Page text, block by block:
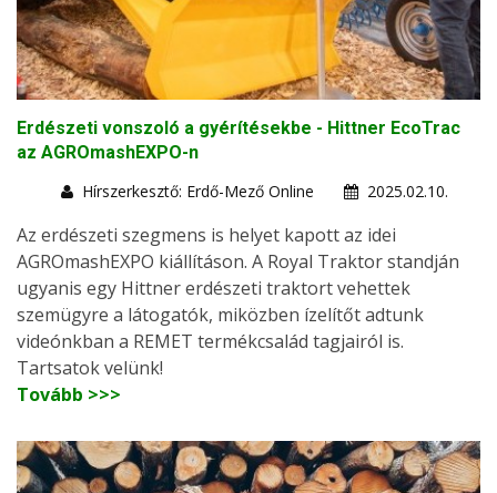
Erdészeti vonszoló a gyérítésekbe - Hittner EcoTrac
az AGROmashEXPO-n
Hírszerkesztő: Erdő-Mező Online
2025.02.10.
Az erdészeti szegmens is helyet kapott az idei
AGROmashEXPO kiállításon. A Royal Traktor standján
ugyanis egy Hittner erdészeti traktort vehettek
szemügyre a látogatók, miközben ízelítőt adtunk
videónkban a REMET termékcsalád tagjairól is.
Tartsatok velünk!
Tovább >>>